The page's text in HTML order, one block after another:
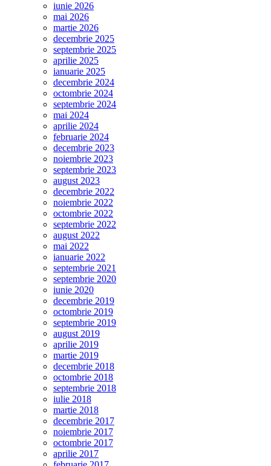
iunie 2026
mai 2026
martie 2026
decembrie 2025
septembrie 2025
aprilie 2025
ianuarie 2025
decembrie 2024
octombrie 2024
septembrie 2024
mai 2024
aprilie 2024
februarie 2024
decembrie 2023
noiembrie 2023
septembrie 2023
august 2023
decembrie 2022
noiembrie 2022
octombrie 2022
septembrie 2022
august 2022
mai 2022
ianuarie 2022
septembrie 2021
septembrie 2020
iunie 2020
decembrie 2019
octombrie 2019
septembrie 2019
august 2019
aprilie 2019
martie 2019
decembrie 2018
octombrie 2018
septembrie 2018
iulie 2018
martie 2018
decembrie 2017
noiembrie 2017
octombrie 2017
aprilie 2017